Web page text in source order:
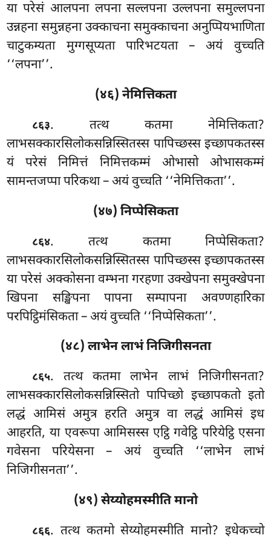
या परेसं आलपना लपना सल्लपना उल्लपना समुल्लपना
उन्नहना समुन्नहना उक्काचना समुक्काचना अनुप्पियभाणिता
चाटुकम्यता मुग्गसूप्यता पारिभटयता – अयं वुच्चति
‘‘लपना’’.
(४६) नेमित्तिकता
८६३. तत्थ कतमा नेमित्तिकता?
लाभसक्कारसिलोकसन्निस्सितस्स पापिच्छस्स इच्छापकतस्स
यं परेसं निमित्तं निमित्तकम्मं ओभासो ओभासकम्मं
सामन्तजप्पा परिकथा – अयं वुच्चति ‘‘नेमित्तिकता’’.
(४७) निप्पेसिकता
८६४. तत्थ कतमा निप्पेसिकता?
लाभसक्कारसिलोकसन्निस्सितस्स पापिच्छस्स इच्छापकतस्स
या परेसं अक्कोसना वम्भना गरहणा उक्खेपना समुक्खेपना
खिपना सङ्खिपना पापना सम्पापना अवण्णहारिका
परपिट्ठिमंसिकता – अयं वुच्चति ‘‘निप्पेसिकता’’.
(४८) लाभेन लाभं निजिगीसनता
८६५. तत्थ कतमा लाभेन लाभं निजिगीसनता?
लाभसक्कारसिलोकसन्निस्सितो पापिच्छो इच्छापकतो इतो
लद्धं आमिसं अमुत्र हरति अमुत्र वा लद्धं आमिसं इध
आहरति, या एवरूपा आमिसस्स एट्ठि गवेट्ठि परियेट्ठि एसना
गवेसना परियेसना – अयं वुच्चति ‘‘लाभेन लाभं
निजिगीसनता’’.
(४९) सेय्योहमस्मीति मानो
८६६. तत्थ कतमो सेय्योहमस्मीति मानो? इधेकच्चो